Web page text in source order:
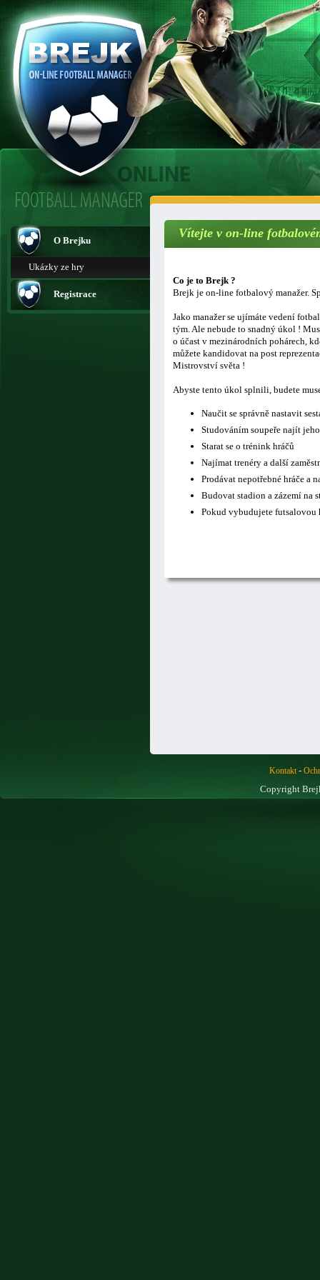
O Brejku
Ukázky ze hry
Registrace
Vítejte v on-line
Co je to Brejk ?
Brejk je on-line fotbalový manažer.
Jako manažer se ujímáte vedení
tým. Ale nebude to snadný úkol !
o účast v mezinárodních pohárech,
můžete kandidovat na post
Mistrovství světa !
Abyste tento úkol splnili, budete
Naučit se správně nastavit
Studováním soupeře najít
Starat se o trénink hráčů
Najímat trenéry a další
Prodávat nepotřebné hráče a
Budovat stadion a zázemí na
Pokud vybudujete futsalovou
Kontakt-
Copyright